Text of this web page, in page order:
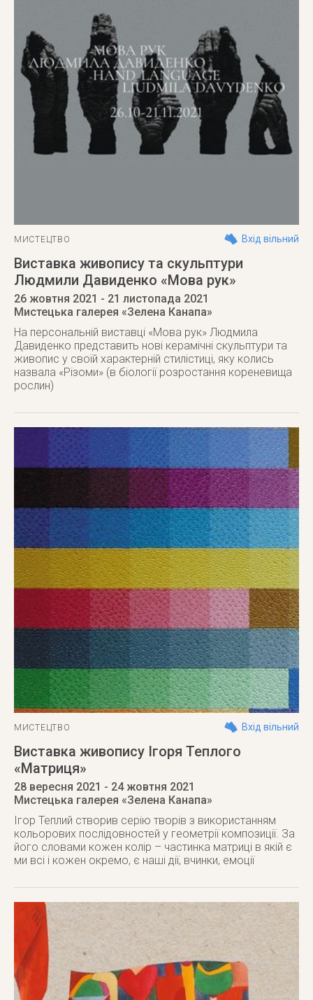
МИСТЕЦТВО Вхід вільний
Виставка живопису та скульптури
Людмили Давиденко «Мова рук»
26 жовтня 2021 - 21 листопада 2021
Мистецька галерея «Зелена Канапа»
На персональній виставці «Мова рук» Людмила
Давиденко представить нові керамічні скульптури та
живопис у своїй характерній стилістиці, яку колись
назвала «Різоми» (в біології розростання кореневища
рослин)
МИСТЕЦТВО Вхід вільний
Виставка живопису Ігоря Теплого
«Матриця»
28 вересня 2021 - 24 жовтня 2021
Мистецька галерея «Зелена Канапа»
Ігор Теплий створив серію творів з використанням
кольорових послідовностей у геометрії композиції. За
його словами кожен колір – частинка матриці в якій є
ми всі і кожен окремо, є наші дії, вчинки, емоції